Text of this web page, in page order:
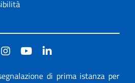
di prima istanza per